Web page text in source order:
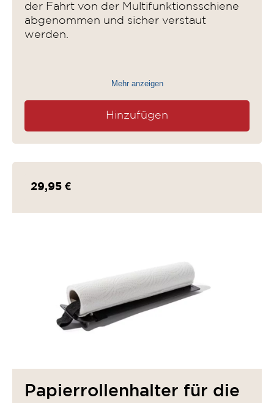
der Fahrt von der Multifunktionsschiene
abgenommen und sicher verstaut
werden.
Mehr anzeigen
Hinzufügen
29,95 €
Papierrollenhalter für die